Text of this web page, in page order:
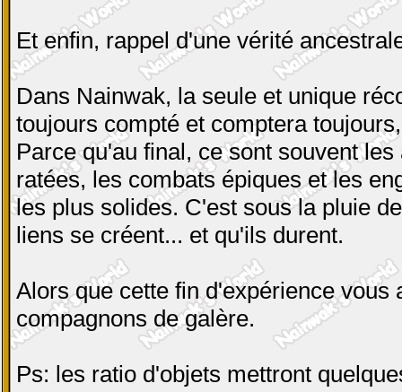
Et enfin, rappel d'une vérité
Dans Nainwak, la seule et unique
toujours compté et comptera
Parce qu'au final, ce sont souvent
ratées, les combats épiques et les
les plus solides. C'est sous la pluie
liens se créent... et qu'ils durent.
Alors que cette fin d'expérience vous
compagnons de galère.
Ps: les ratio d'objets mettront